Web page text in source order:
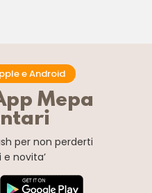
e Android
Mepa
per non perderti
novita’